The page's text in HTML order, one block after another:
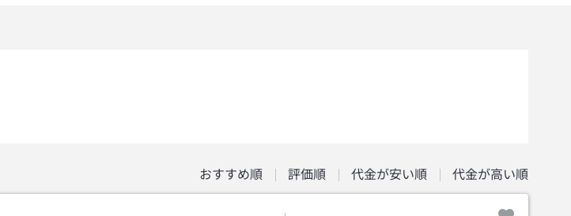
おすすめ順 評価順 代金が安い順 代金が高い順